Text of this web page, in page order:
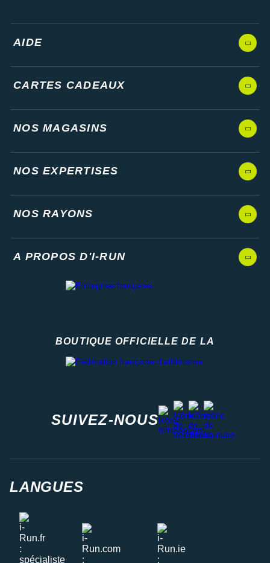
AIDE
CARTES CADEAUX
NOS MAGASINS
NOS EXPERTISES
NOS RAYONS
A PROPOS D'I-RUN
BOUTIQUE OFFICIELLE DE LA
SUIVEZ-NOUS
instagram
facebook
stravayoutube
LANGUES
Withings
X-Bionic
X-Socks